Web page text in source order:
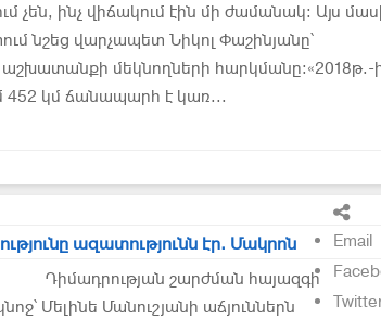
չեն, ինչ վիճակում էին մի ժամանակ: Այս
նշեց վարչապետ Նիկոլ Փաշինյանը՝
մեկնողների հարկմանը։«2018թ.-
452 կմ ճանապարհ է կառ...
Email
ազատությունն էր. Մակրոն
Դիմադրության շարժման հայազգի
Մելինե Մանուշյանի աճյուններն